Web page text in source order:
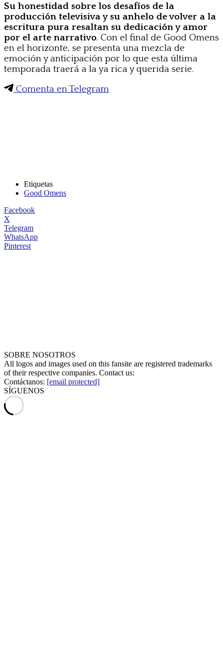
Su honestidad sobre los desafíos de la
producción televisiva y su anhelo de volver a la
escritura pura resaltan su dedicación y amor
por el arte narrativo. Con el final de Good Omens
en el horizonte, se presenta una mezcla de
emoción y anticipación por lo que esta última
temporada traerá a la ya rica y querida serie.
Comenta en Telegram
Etiquetas
Good Omens
Facebook
X
Telegram
WhatsApp
Pinterest
SOBRE NOSOTROS
All logos and images used on this fansite are registered trademarks
of their respective companies. Contact us:
Contáctanos: [email protected]
SÍGUENOS